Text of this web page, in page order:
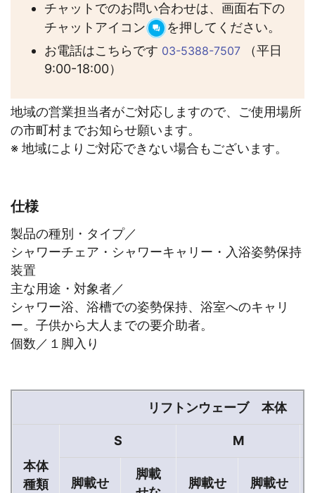
チャットでのお問い合わせは、画面右下の
チャットアイコン
を押してください。
お電話はこちらです 03-5388-7507 （平日
9:00-18:00）
地域の営業担当者がご対応しますので、ご使用場所
の市町村までお知らせ願います。
※ 地域によりご対応できない場合もございます。
仕様
製品の種別・タイプ／
シャワーチェア・シャワーキャリー・入浴姿勢保持
装置
主な用途・対象者／
シャワー浴、浴槽での姿勢保持、浴室へのキャリ
ー。子供から大人までの要介助者。
個数／１脚入り
リフトンウェーブ 本体
本体
種類
S M
脚載せ
脚載
脚載せ 脚載せ